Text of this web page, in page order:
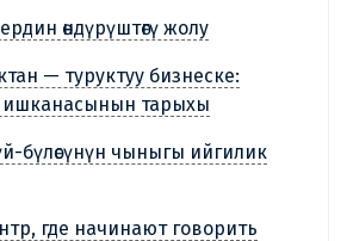
өндүрүштөгү жолу
— туруктуу бизнеске:
ишканасынын тарыхы
бүлөсүнүн чыныгы ийгилик
где начинают говорить